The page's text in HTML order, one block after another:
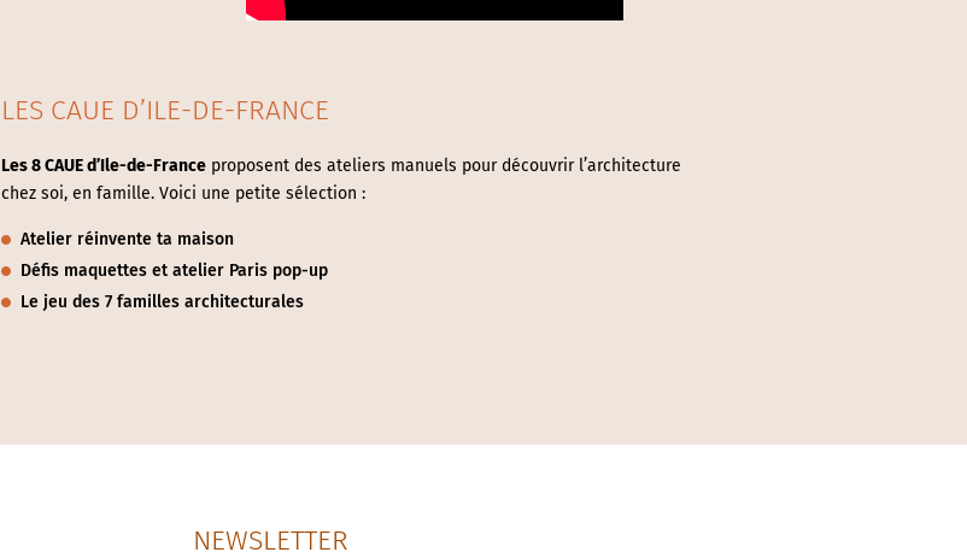
LES CAUE D’ILE-DE-FRANCE
Les 8 CAUE d’Ile-de-Franceproposent des ateliers manuels pour découvrir l’architecture
chez soi, en famille. Voici une petite sélection :
Atelier réinvente ta maison
Défis maquettes et atelier Paris pop-up
Le jeu des 7 familles architecturales
NEWSLETTER